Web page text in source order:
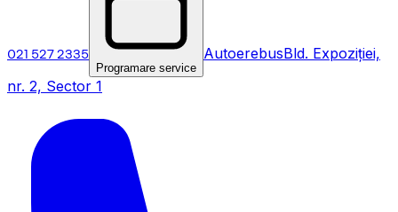
021 527 2335
Programare service
AutoerebusBld. Expoziției,
nr. 2, Sector 1